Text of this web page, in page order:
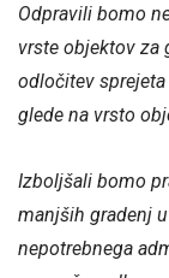
Odpravili bomo
vrste objektov za
odločitev
glede na vrsto
Izboljšali bomo
manjših gradenj
nepotrebnega